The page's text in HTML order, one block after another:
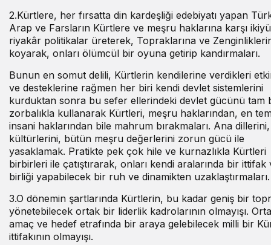
2.Kürtlere, her fırsatta din kardeşliği edebiyatı yapan
Arap ve Farsların Kürtlere ve meşru haklarına karşı
riyakâr politikalar üreterek, Topraklarına ve
koyarak, onları ölümcül bir oyuna getirip kandırmaları.
Bunun en somut delili, Kürtlerin kendilerine verdikleri
ve desteklerine rağmen her biri kendi devlet sistemlerini
kurduktan sonra bu sefer ellerindeki devlet gücünü tam
zorbalıkla kullanarak Kürtleri, meşru haklarından, en
insani haklarından bile mahrum bırakmaları. Ana dillerini,
kültürlerini, bütün meşru değerlerini zorun gücü ile
yasaklamak. Pratikte pek çok hile ve kurnazlıkla Kürtleri
birbirleri ile çatıştırarak, onları kendi aralarında bir ittifak
birliği yapabilecek bir ruh ve dinamikten uzaklaştırmaları.
3.O dönemin şartlarında Kürtlerin, bu kadar geniş bir
yönetebilecek ortak bir liderlik kadrolarının olmayışı.
amaç ve hedef etrafında bir araya gelebilecek milli bir
ittifakının olmayışı.